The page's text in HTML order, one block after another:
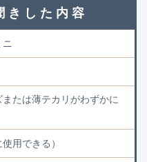
きした内容
ニ
たは薄テカリがわずかに
用できる）